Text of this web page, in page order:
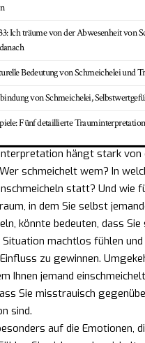
Ich träume von der Abwesenheit von
Bedeutung von Schmeichelei und
von Schmeichelei,
Fünf detaillierte
hängt stark von
schmeichelt wem? In
statt? Und wie
in dem Sie selbst
könnte bedeuten, dass Sie
machtlos fühlen und
zu gewinnen.
Ihnen jemand
Sie misstrauisch
sind.
auf die Emotionen,